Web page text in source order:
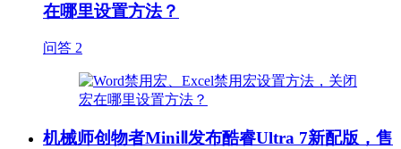
在哪里设置方法？
问答 2
机械师创物者MiniⅡ发布酷睿Ultra 7新配版，售